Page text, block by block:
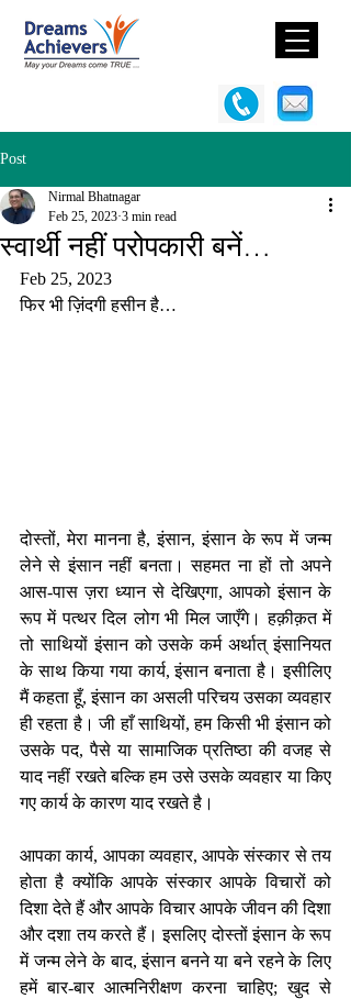
Post
स्वार्थी नहीं परोपकारी बनें…
Nirmal Bhatnagar
Feb 25, 2023 3 min read
Feb 25, 2023
फिर भी ज़िंदगी हसीन है…
दोस्तों, मेरा मानना है, इंसान, इंसान के रूप में जन्म
लेने से इंसान नहीं बनता। सहमत ना हों तो अपने
आस-पास ज़रा ध्यान से देखिएगा, आपको इंसान के
रूप में पत्थर दिल लोग भी मिल जाएँगे। हक़ीक़त में
तो साथियों इंसान को उसके कर्म अर्थात् इंसानियत
के साथ किया गया कार्य, इंसान बनाता है। इसीलिए
मैं कहता हूँ, इंसान का असली परिचय उसका व्यवहार
ही रहता है। जी हाँ साथियों, हम किसी भी इंसान को
उसके पद, पैसे या सामाजिक प्रतिष्ठा की वजह से
याद नहीं रखते बल्कि हम उसे उसके व्यवहार या किए
गए कार्य के कारण याद रखते है।
आपका कार्य, आपका व्यवहार, आपके संस्कार से तय
होता है क्योंकि आपके संस्कार आपके विचारों को
दिशा देते हैं और आपके विचार आपके जीवन की दिशा
और दशा तय करते हैं। इसलिए दोस्तों इंसान के रूप
में जन्म लेने के बाद, इंसान बनने या बने रहने के लिए
हमें बार-बार आत्मनिरीक्षण करना चाहिए; खुद से